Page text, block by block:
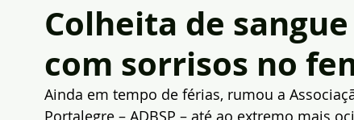
Colheita de
com sorrisos no
Ainda em tempo de férias, rumou a
Portalegre – ADBSP – até ao extremo mais